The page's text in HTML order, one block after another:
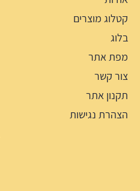
קטלוג מוצרים
בלוג
מפת אתר
צור קשר
תקנון אתר
הצהרת נגישות